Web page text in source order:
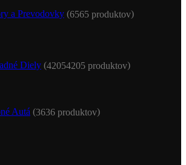
a Prevodovky 6565 produktov
Diely 42054205 produktov
Autá 3636 produktov